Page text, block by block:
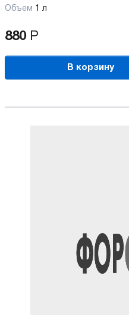
Объем 1 л
880 Р
В корзину